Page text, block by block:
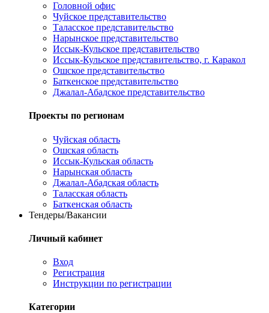
Головной офис
Чуйское представительство
Таласское представительство
Нарынское представительство
Иссык-Кульское представительство
Иссык-Кульское представительство, г. Каракол
Ошское представительство
Баткенское представительство
Джалал-Абадское представительство
Проекты по регионам
Чуйская область
Ошская область
Иссык-Кульская область
Нарынская область
Джалал-Абадская область
Таласская область
Баткенская область
Тендеры/Вакансии
Личный кабинет
Вход
Регистрация
Инструкции по регистрации
Категории